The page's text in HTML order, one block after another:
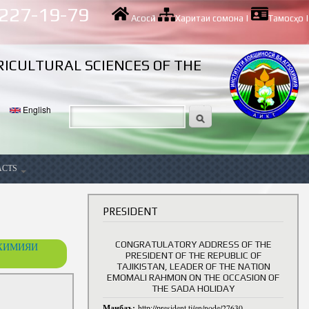
19-79 Асосӣ| Харитаи сомона | Тамосҳо |
SCIENCES OF THE
English
PRESIDENT
CONGRATULATORY ADDRESS OF THE
PRESIDENT OF THE REPUBLIC OF
TAJIKISTAN, LEADER OF THE NATION
EMOMALI RAHMON ON THE OCCASION OF
THE SADA HOLIDAY